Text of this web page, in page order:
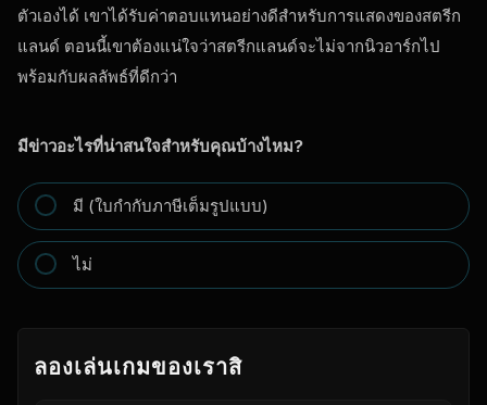
ตัวเองได้ เขาได้รับค่าตอบแทนอย่างดีสำหรับการแสดงของสตรีก
แลนด์ ตอนนี้เขาต้องแน่ใจว่าสตรีกแลนด์จะไม่จากนิวอาร์กไป
พร้อมกับผลลัพธ์ที่ดีกว่า
มีข่าวอะไรที่น่าสนใจสำหรับคุณบ้างไหม?
มี (ใบกำกับภาษีเต็มรูปแบบ)
ไม่
ลองเล่นเกมของเราสิ